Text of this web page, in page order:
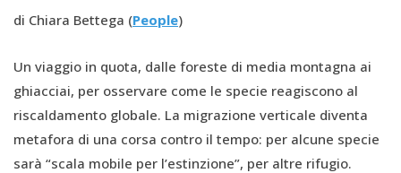
di Chiara Bettega (People)
Un viaggio in quota, dalle foreste di media montagna ai
ghiacciai, per osservare come le specie reagiscono al
riscaldamento globale. La migrazione verticale diventa
metafora di una corsa contro il tempo: per alcune specie
sarà “scala mobile per l’estinzione”, per altre rifugio.